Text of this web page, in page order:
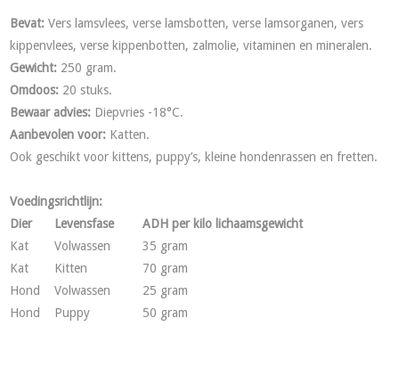
Bevat: Vers lamsvlees, verse lamsbotten, verse lamsorganen, vers
kippenvlees, verse kippenbotten, zalmolie, vitaminen en mineralen.
Gewicht: 250 gram.
Omdoos: 20 stuks.
Bewaar advies: Diepvries -18°C.
Aanbevolen voor: Katten.
Ook geschikt voor kittens, puppy’s, kleine hondenrassen en fretten.
Voedingsrichtlijn:
Dier
Levensfase
ADH per kilo lichaamsgewicht
Kat
Volwassen
35 gram
Kat
Kitten
70 gram
Hond
Volwassen
25 gram
Hond
Puppy 50 gram